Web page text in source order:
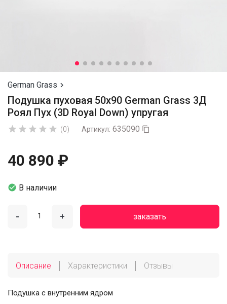
German Grass 
Подушка пуховая 50х90 German Grass 3Д
Роял Пух (3D Royal Down) упругая
     (0) Артикул: 635090 
40 890 ₽
 В наличии
- + заказать
Описание Характеристики Отзывы
Подушка с внутренним ядром